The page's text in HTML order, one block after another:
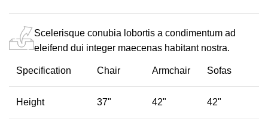
Scelerisque conubia lobortis a condimentum ad
eleifend dui integer maecenas habitant nostra.
Specification Chair Armchair Sofas
Height 37" 42" 42"